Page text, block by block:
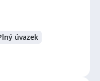
úvazek